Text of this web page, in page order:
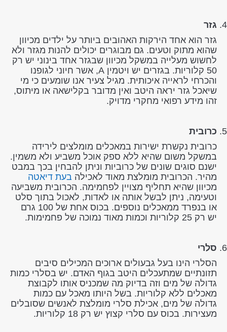
גזר
גזר הוא אחד הירקות האהובים ביותר על ילדים מכיוון
שהוא מתוק וטעים. גם מבוגרים יכולים להנות מגזר ולא
לחשוש מעלייה במשקל מכיוון שבגזר אחד בינוני יש רק
50 קלוריות. בגזרים יש ויטמין A, אשר חיוני לגופנו
והכרחי לראייה איכותית. מגיל צעיר אנו שומעים כי מי
שיאכל גזר יראה היטב ואין מדובר בקלישאה או מיתוס,
זהו מידע רפואי מחקרי מדויק.
כרובית
כרובית נקשרת ישירות במאכלים מומלצים לירידה
במשקל משום שהיא ללא ספק אוכל משביע ולא משמין.
ישנם סוגים שונים של כרוביות וניתן להבחין בכך במבט
מהיר. הכרובית מומלצת מאוד לאכילה בעת דיאטה
מכיוון שהיא תחליף מצויין לפחמימה. הכרובית משביעה
וטעימה, ניתן לבשל אותה או לאדות, לאכול בתוך סלט
או בנפרד ממאכלים נוספים. בכוס אחת של 100 גרם
יש רק 25 קלוריות וכמות מאוד נמוכה של פחמימות.
סלרי
הסלרי הינו בעל גבעולים ארוכים המכילים סיבים
תזונתיים שמתעכלים היטב בגוף האדם. יש בסלרי כמות
גדולה של מים וזה בדיוק מה שמכניס אותו לקבוצת
מאכלים ללא קלוריות. בשל היותו מאכל עם כמות
גדולה של מים, אכילת סלרי מומלצת לאנשים שסובלים
מעצירות. בכוס עם סלרי קצוץ יש רק 18 קלוריות.